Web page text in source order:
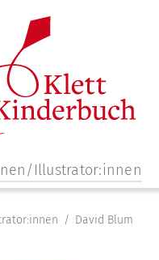
Illustrator:innen
David Blum